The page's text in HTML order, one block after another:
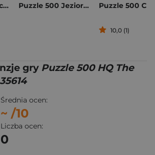
Puzzle 500 Zakochane Mruczki 37553 Puzzle 500 Jezioro w Kanadzie 113398
10,0 (1)
gry Puzzle 500 HQ The
Średnia ocen:
~ /10
Liczba ocen:
0